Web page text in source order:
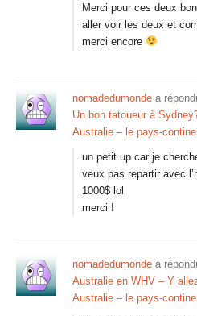
Merci pour ces deux
aller voir les deux et
merci encore
nomadedumonde a
Un bon tatoueur à
Australie – le pays-
un petit up car je
veux pas repartir avec
1000$ lol
merci !
nomadedumonde a
Australie en WHV – Y
Australie – le pays-